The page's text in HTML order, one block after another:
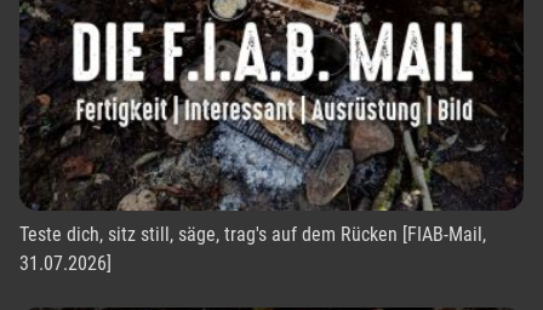
Teste dich, sitz still, säge, trag's auf dem Rücken [FIAB-Mail,
31.07.2026]